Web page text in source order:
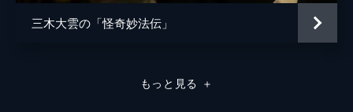
ていく番組の第3章。今回取り上げたのは、
21世紀のタイムトラベラーの謎、ロズウェ
#9 「江戸時代のUFO遭遇『虚舟事件』ほ
三木大雲の「怪奇妙法伝」
もっと見る ＋